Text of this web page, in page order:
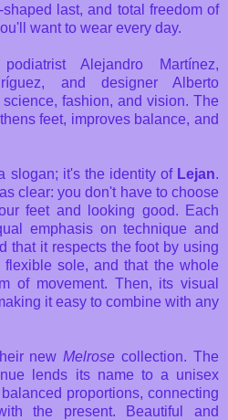
last, and total freedom of
want to wear every day.
Alejandro Martínez,
and designer Alberto
fashion, and vision. The
feet, improves balance, and
slogan; it's the identity of Lejan.
clear: you don't have to choose
feet and looking good. Each
emphasis on technique and
that it respects the foot by using
sole, and that the whole
of movement. Then, its visual
it easy to combine with any
newMelrosecollection. The
lends its name to a unisex
proportions, connecting
the present. Beautiful and